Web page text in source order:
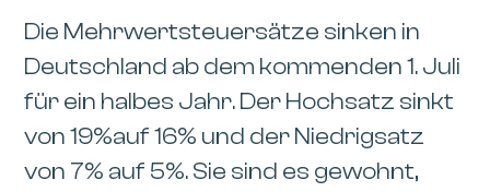
Die Mehrwertsteuersätze sinken in
Deutschland ab dem kommenden 1. Juli
für ein halbes Jahr. Der Hochsatz sinkt
von 19%auf 16% und der Niedrigsatz
von 7% auf 5%. Sie sind es gewohnt,